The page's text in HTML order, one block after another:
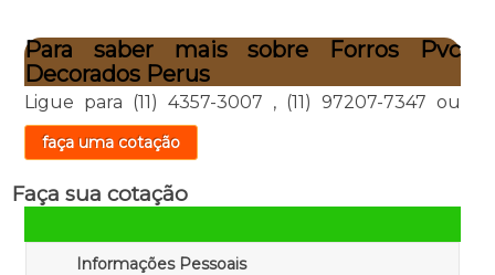
Para saber mais sobre Forros Pvc
Decorados Perus
Ligue para (11) 4357-3007 , (11) 97207-7347 ou
faça uma cotação
Faça sua cotação
Informações Pessoais